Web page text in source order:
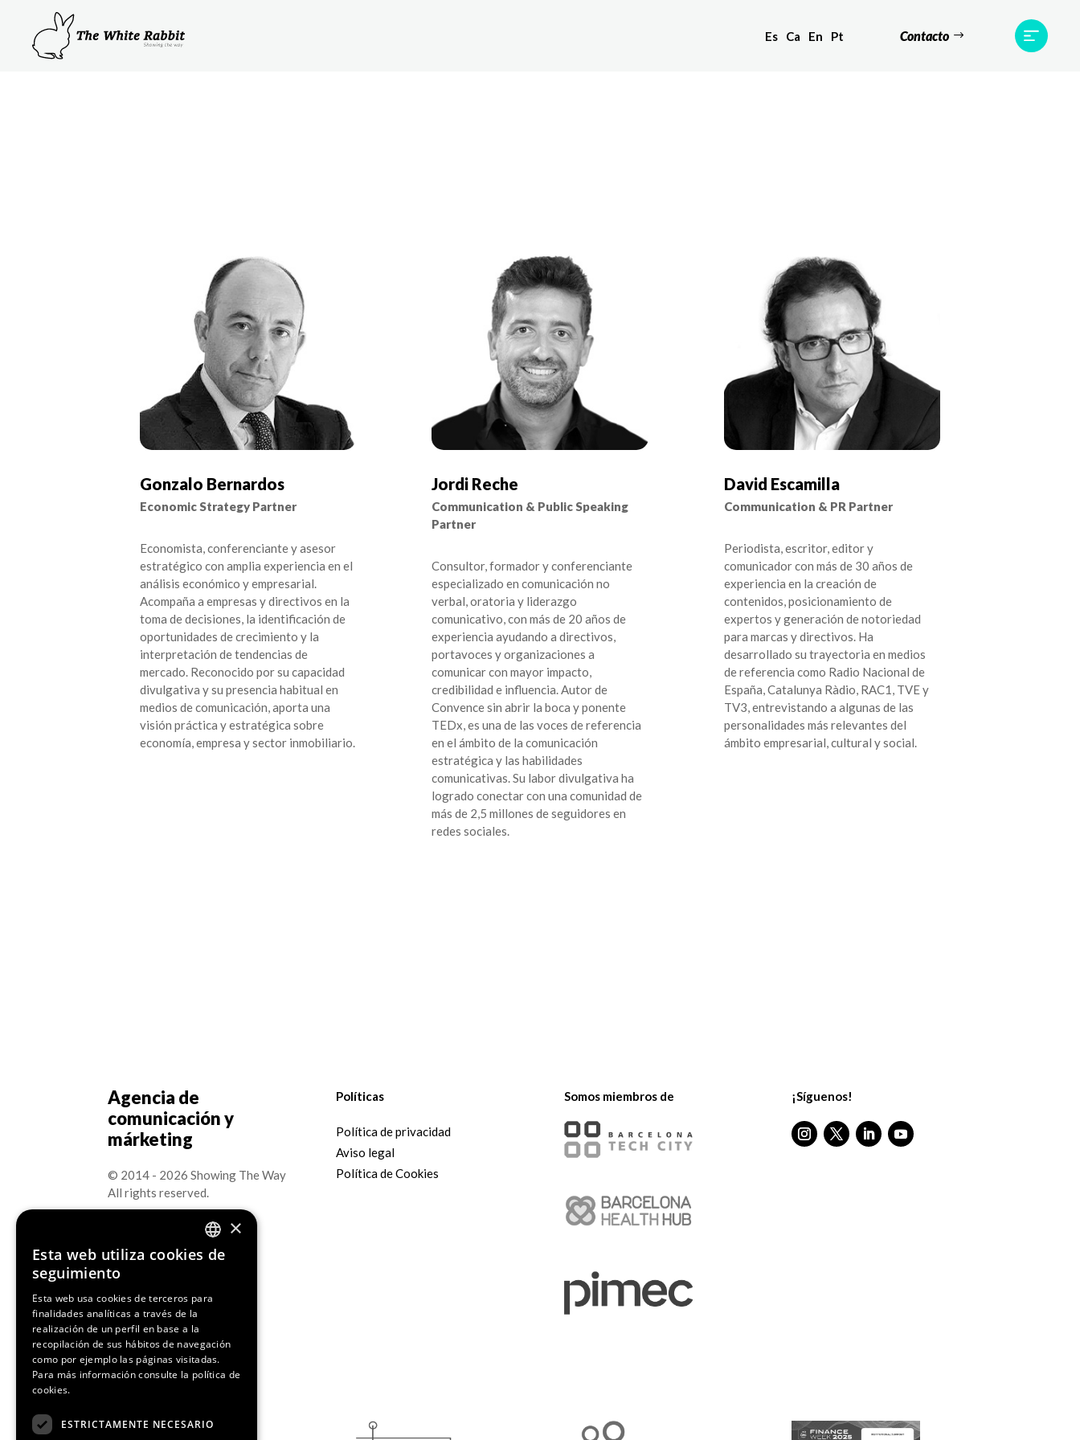
Es Ca En Pt Contacto
Gonzalo Bernardos
Economic Strategy Partner
Economista, conferenciante y asesor
estratégico con amplia experiencia en el
análisis económico y empresarial.
Acompaña a empresas y directivos en la
toma de decisiones, la identificación de
oportunidades de crecimiento y la
interpretación de tendencias de
mercado. Reconocido por su capacidad
divulgativa y su presencia habitual en
medios de comunicación, aporta una
visión práctica y estratégica sobre
economía, empresa y sector inmobiliario.
Jordi Reche
Communication & Public Speaking
Partner
Consultor, formador y conferenciante
especializado en comunicación no
verbal, oratoria y liderazgo
comunicativo, con más de 20 años de
experiencia ayudando a directivos,
portavoces y organizaciones a
comunicar con mayor impacto,
credibilidad e influencia. Autor de
Convence sin abrir la boca y ponente
TEDx, es una de las voces de referencia
en el ámbito de la comunicación
estratégica y las habilidades
comunicativas. Su labor divulgativa ha
logrado conectar con una comunidad de
más de 2,5 millones de seguidores en
redes sociales.
David Escamilla
Communication & PR Partner
Periodista, escritor, editor y
comunicador con más de 30 años de
experiencia en la creación de
contenidos, posicionamiento de
expertos y generación de notoriedad
para marcas y directivos. Ha
desarrollado su trayectoria en medios
de referencia como Radio Nacional de
España, Catalunya Ràdio, RAC1, TVE y
TV3, entrevistando a algunas de las
personalidades más relevantes del
ámbito empresarial, cultural y social.
Agencia de
comunicación y
márketing
© 2014 - 2026 Showing The Way
All rights reserved.
Políticas
Política de privacidad
Aviso legal
Política de Cookies
Somos miembros de ¡Síguenos!
Media Partners
ENGLISH
×
Esta web utiliza cookies de
seguimiento
Esta web usa cookies de terceros para
finalidades analíticas a través de la
realización de un perfil en base a la
recopilación de sus hábitos de navegación
como por ejemplo las páginas visitadas.
Para más información consulte la política de
cookies.
ESTRICTAMENTE NECESARIO